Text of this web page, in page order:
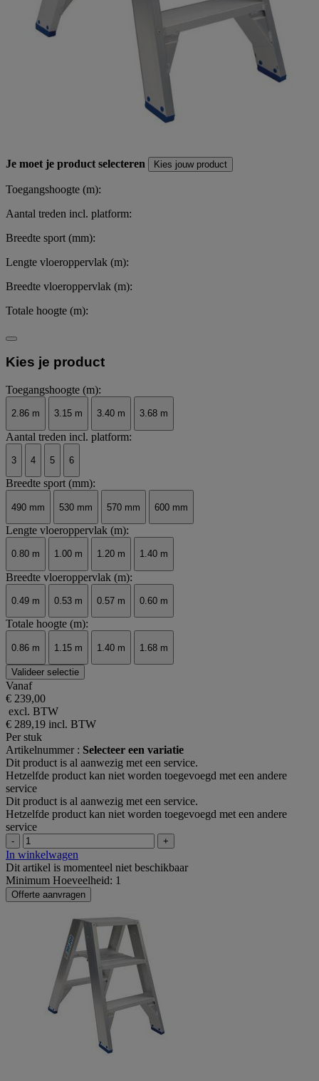
Je moet je product selecteren Kies jouw product
Toegangshoogte (m):
Aantal treden incl. platform:
Breedte sport (mm):
Lengte vloeroppervlak (m):
Breedte vloeroppervlak (m):
Totale hoogte (m):
Kies je product
Toegangshoogte (m):
2.86 m 3.15 m 3.40 m 3.68 m
Aantal treden incl. platform:
3 4 5 6
Breedte sport (mm):
490 mm 530 mm 570 mm 600 mm
Lengte vloeroppervlak (m):
0.80 m 1.00 m 1.20 m 1.40 m
Breedte vloeroppervlak (m):
0.49 m 0.53 m 0.57 m 0.60 m
Totale hoogte (m):
0.86 m 1.15 m 1.40 m 1.68 m
Valideer selectie
Vanaf
€ 239,00
excl. BTW
€ 289,19 incl. BTW
Per stuk
Artikelnummer : Selecteer een variatie
Dit product is al aanwezig met een service.
Hetzelfde product kan niet worden toegevoegd met een andere
service
Dit product is al aanwezig met een service.
Hetzelfde product kan niet worden toegevoegd met een andere
service
- +
In winkelwagen
Dit artikel is momenteel niet beschikbaar
Minimum Hoeveelheid: 1
Offerte aanvragen